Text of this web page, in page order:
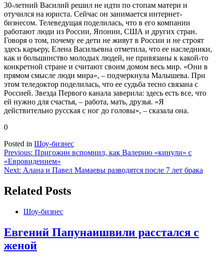
30-летний Василий решил не идти по стопам матери и
отучился на юриста. Сейчас он занимается интернет-
бизнесом. Телеведущая поделилась, что в его компании
работают люди из России, Японии, США и других стран.
Говоря о том, почему ее дети не живут в России и не строят
здесь карьеру, Елена Васильевна отметила, что ее наследники,
как и большинство молодых людей, не привязаны к какой-то
конкретной стране и считают своим домом весь мир. «Они в
прямом смысле люди мира», – подчеркнула Малышева. При
этом теледоктор поделилась, что ее судьба тесно связана с
Россией. Звезда Первого канала заверила: здесь есть все, что
ей нужно для счастья, – работа, мать, друзья. «Я
действительно русская с ног до головы», – сказала она.
0
Posted in Шоу-бизнес
Навигация
по
Previous: Пригожин вспомнил, как Валерию «кинули» с
«Евровидением»
Next: Алана и Павел Мамаевы разводятся после 7 лет брака
Related Posts
Шоу-бизнес
Евгений Папунаишвили расстался с
женой